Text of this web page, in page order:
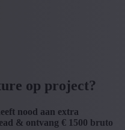
op project?
nood aan extra
& ontvang € 1500 bruto